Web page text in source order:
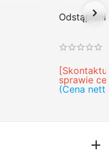
sprawie
(Cena